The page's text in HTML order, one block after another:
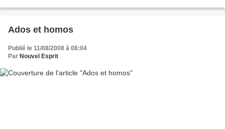
Ados et homos
Publié le 11/08/2008 à 08:04
Par Nouvel Esprit